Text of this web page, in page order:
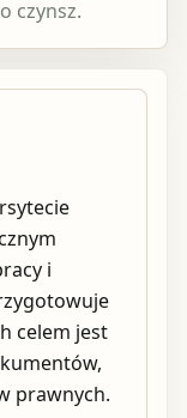
czynsz.
i
celem jest
prawnych.